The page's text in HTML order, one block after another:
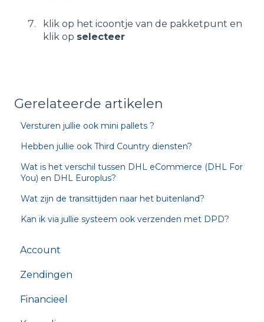
klik op het icoontje van de pakketpunt en
klik op selecteer
Gerelateerde artikelen
Versturen jullie ook mini pallets ?
Hebben jullie ook Third Country diensten?
Wat is het verschil tussen DHL eCommerce (DHL For
You) en DHL Europlus?
Wat zijn de transittijden naar het buitenland?
Kan ik via jullie systeem ook verzenden met DPD?
Account
Zendingen
Financieel